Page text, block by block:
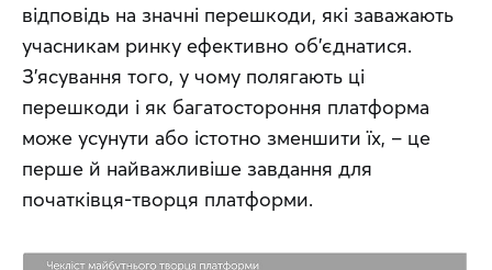
відповідь на значні перешкоди, які заважають
учасникам ринку ефективно об’єднатися.
З’ясування того, у чому полягають ці
перешкоди і як багатостороння платформа
може усунути або істотно зменшити їх, – це
перше й найважливіше завдання для
початківця-творця платформи.